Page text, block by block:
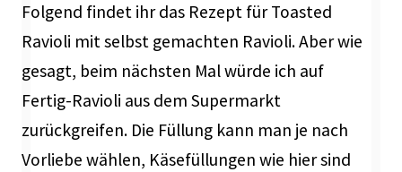
Folgend findet ihr das Rezept für Toasted
Ravioli mit selbst gemachten Ravioli. Aber wie
gesagt, beim nächsten Mal würde ich auf
Fertig-Ravioli aus dem Supermarkt
zurückgreifen. Die Füllung kann man je nach
Vorliebe wählen, Käsefüllungen wie hier sind